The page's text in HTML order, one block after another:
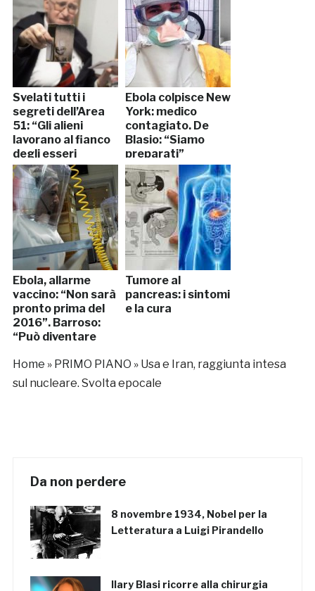
Svelati tutti i
segreti dell’Area
51: “Gli alieni
lavorano al fianco
degli esseri
umani” (VIDEO
CHOC)
Ebola colpisce New
York: medico
contagiato. De
Blasio: “Siamo
preparati”
Ebola, allarme
vaccino: “Non sarà
pronto prima del
2016”. Barroso:
“Può diventare
Tumore al
pancreas: i sintomi
e la cura
Home » PRIMO PIANO » Usa e Iran, raggiunta intesa
sul nucleare. Svolta epocale
Da non perdere
8 novembre 1934, Nobel per la
Letteratura a Luigi Pirandello
Ilary Blasi ricorre alla chirurgia